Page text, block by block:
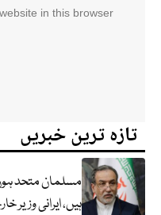
in this browser
تازہ ترین خبریں
مسلمان متحد
ہیں، ایرانی وزیر